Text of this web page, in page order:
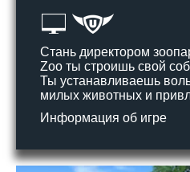
Стань директором
Zoo ты строишь свой
Ты устанавливаешь
милых животных и
Информация об игре